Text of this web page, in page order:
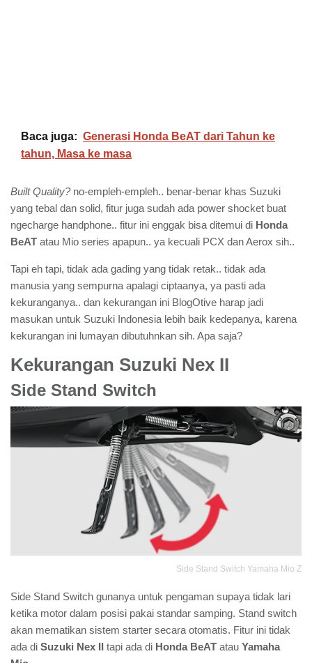
Baca juga: Generasi Honda BeAT dari Tahun ke
tahun, Masa ke masa
Built Quality?no-empleh-empleh.. benar-benar khas Suzuki
yang tebal dan solid, fitur juga sudah ada power shocket buat
ngecharge handphone.. fitur ini enggak bisa ditemui di Honda
BeAT atau Mio series apapun.. ya kecuali PCX dan Aerox sih..
Tapi eh tapi, tidak ada gading yang tidak retak.. tidak ada
manusia yang sempurna apalagi ciptaanya, ya pasti ada
kekuranganya.. dan kekurangan ini BlogOtive harap jadi
masukan untuk Suzuki Indonesia lebih baik kedepanya, karena
kekurangan ini lumayan dibutuhnkan sih. Apa saja?
Kekurangan Suzuki Nex II
Side Stand Switch
Side Stand Switch Yamaha Mio Z
Side Stand Switch gunanya untuk pengaman supaya tidak lari
ketika motor dalam posisi pakai standar samping. Stand switch
akan mematikan sistem starter secara otomatis. Fitur ini tidak
ada di Suzuki Nex II tapi ada di Honda BeAT atau Yamaha